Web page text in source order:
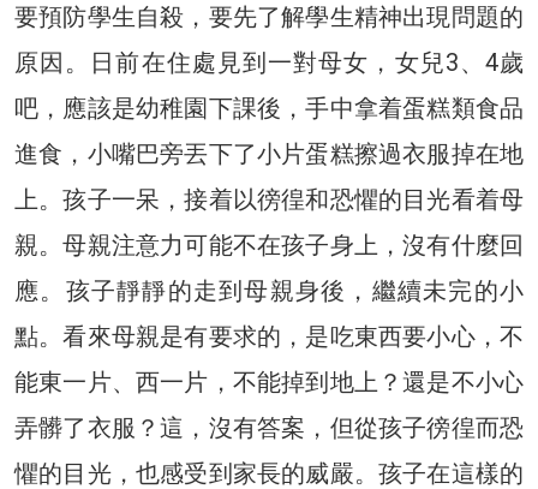
要預防學生自殺，要先了解學生精神出現問題的
原因。日前在住處見到一對母女，女兒3、4歲
吧，應該是幼稚園下課後，手中拿着蛋糕類食品
進食，小嘴巴旁丟下了小片蛋糕擦過衣服掉在地
上。孩子一呆，接着以徬徨和恐懼的目光看着母
親。母親注意力可能不在孩子身上，沒有什麼回
應。孩子靜靜的走到母親身後，繼續未完的小
點。看來母親是有要求的，是吃東西要小心，不
能東一片、西一片，不能掉到地上？還是不小心
弄髒了衣服？這，沒有答案，但從孩子徬徨而恐
懼的目光，也感受到家長的威嚴。孩子在這樣的